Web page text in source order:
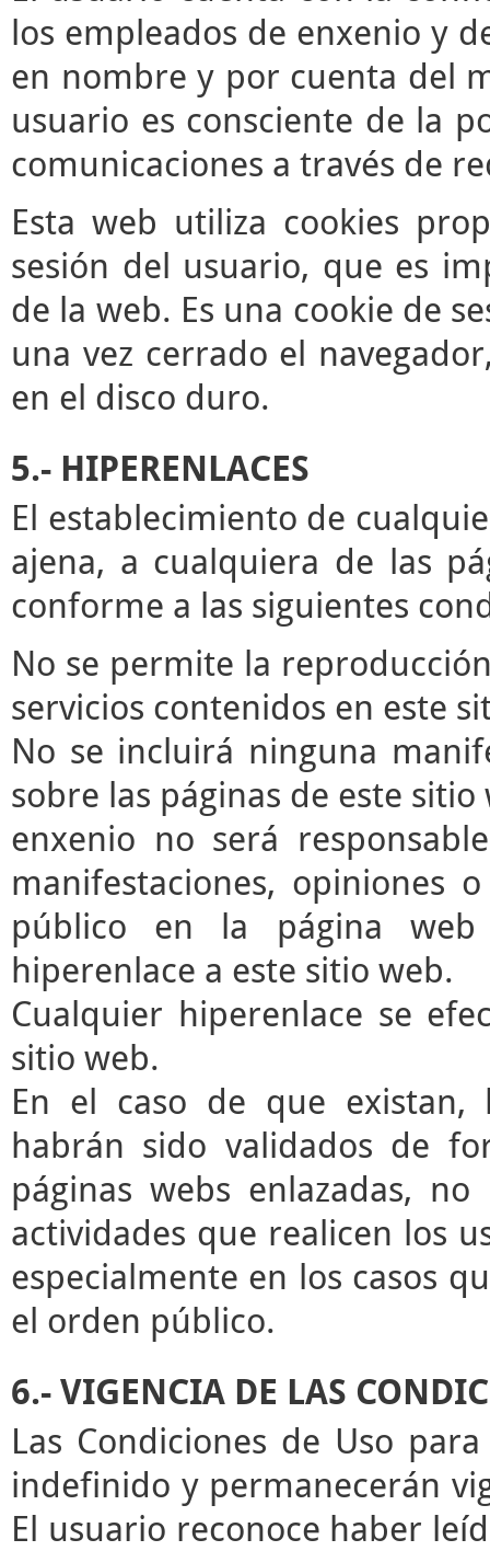
los empleados de enxenio y
en nombre y por cuenta del
usuario es consciente de la
comunicaciones a través de
Esta web utiliza cookies
sesión del usuario, que es
de la web. Es una cookie de
una vez cerrado el
en el disco duro.
5.- HIPERENLACES
El establecimiento de
ajena, a cualquiera de las
conforme a las siguientes
No se permite la
servicios contenidos en este
No se incluirá ninguna
sobre las páginas de este sitio
enxenio no será
manifestaciones, opiniones
público en la página
hiperenlace a este sitio web.
Cualquier hiperenlace se
sitio web.
En el caso de que existan,
habrán sido validados de
páginas webs enlazadas,
actividades que realicen los
especialmente en los casos
el orden público.
6.- VIGENCIA DE LAS
Las Condiciones de Uso
indefinido y permanecerán
El usuario reconoce haber